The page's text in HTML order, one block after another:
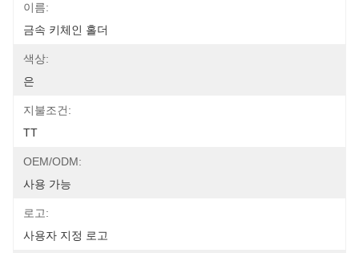
이름:
금속 키체인 홀더
색상:
은
지불조건:
TT
OEM/ODM:
사용 가능
로고:
사용자 지정 로고